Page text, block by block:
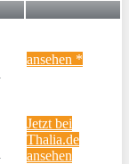
ansehen *
Jetzt bei
Thalia.de
ansehen